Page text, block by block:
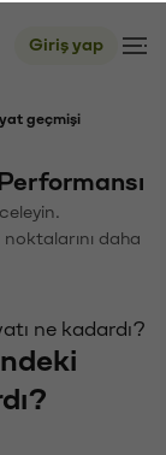
Giriş yap
geçmişi
daha
ne kadardı?